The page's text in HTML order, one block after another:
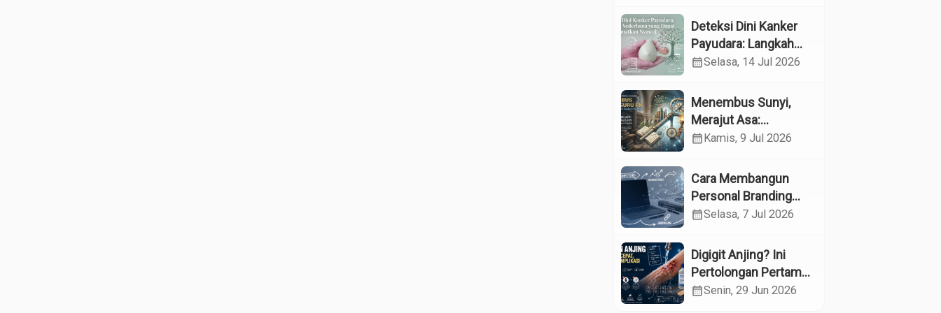
Reproduksi pada
Lansia melalui
Edukasi dan
Konseling di UPTD
Lanjut Usia Binjai
Deteksi Dini Kanker
Payudara: Langkah
Sederhana yang
Nyawa
calendar_monthSelasa, 14 Jul 2026
Menembus Sunyi,
Merajut Asa:
Menyelami Jantung
Pendidikan Khusus
calendar_monthKamis, 9 Jul 2026
Cara Membangun
Personal Branding
sebagai Dokter di Era
calendar_monthSelasa, 7 Jul 2026
Digigit Anjing? Ini
Pertolongan Pertama
yang Tepat dan Kapan
calendar_monthSenin, 29 Jun 2026